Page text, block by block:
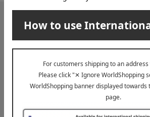
メールマガジン
送料無料クーポンやキャンペーン、新着・
ど、「高島屋オンラインストア」のお得＆う
たします。
メールマガジ